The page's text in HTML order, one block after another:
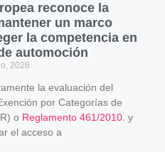
reconoce la
un marco
la competencia en
automoción
2026
la evaluación del
por Categorías de
o Reglamento 461/2010. y
el acceso a